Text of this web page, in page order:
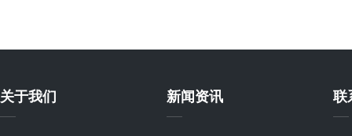
关于我们 新闻资讯 联